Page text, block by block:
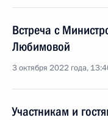
Встреча с
Любимовой
3 октября 2022 года,
Участникам и